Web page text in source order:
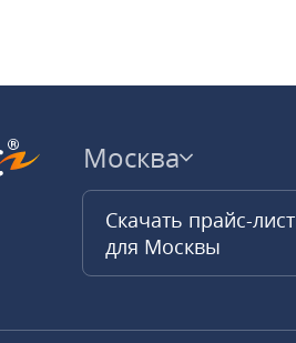
Москва
Скачать прайс-лист
для Москвы